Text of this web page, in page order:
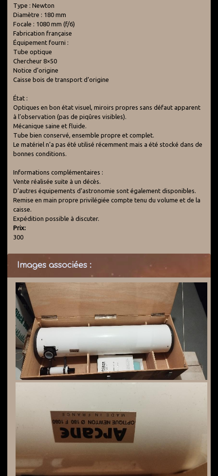
Type : Newton
Diamètre : 180 mm
Focale : 1080 mm (f/6)
Fabrication française
Équipement fourni :
Tube optique
Chercheur 8×50
Notice d’origine
Caisse bois de transport d’origine
État :
Optiques en bon état visuel, miroirs propres sans défaut apparent
à l’observation (pas de piqûres visibles).
Mécanique saine et fluide.
Tube bien conservé, ensemble propre et complet.
Le matériel n’a pas été utilisé récemment mais a été stocké dans de
bonnes conditions.
Informations complémentaires :
Vente réalisée suite à un décès.
D’autres équipements d’astronomie sont également disponibles.
Remise en main propre privilégiée compte tenu du volume et de la
caisse.
Expédition possible à discuter.
Prix:
300
Images associées :